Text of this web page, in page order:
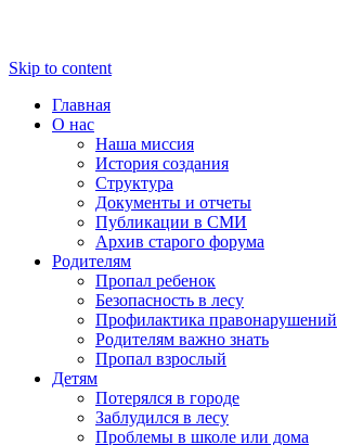
Skip to content
Главная
О нас
Наша миссия
История создания
Структура
Документы и отчеты
Публикации в СМИ
Архив старого форума
Родителям
Пропал ребенок
Безопасность в лесу
Профилактика правонарушений
Родителям важно знать
Пропал взрослый
Детям
Потерялся в городе
Заблудился в лесу
Проблемы в школе или дома